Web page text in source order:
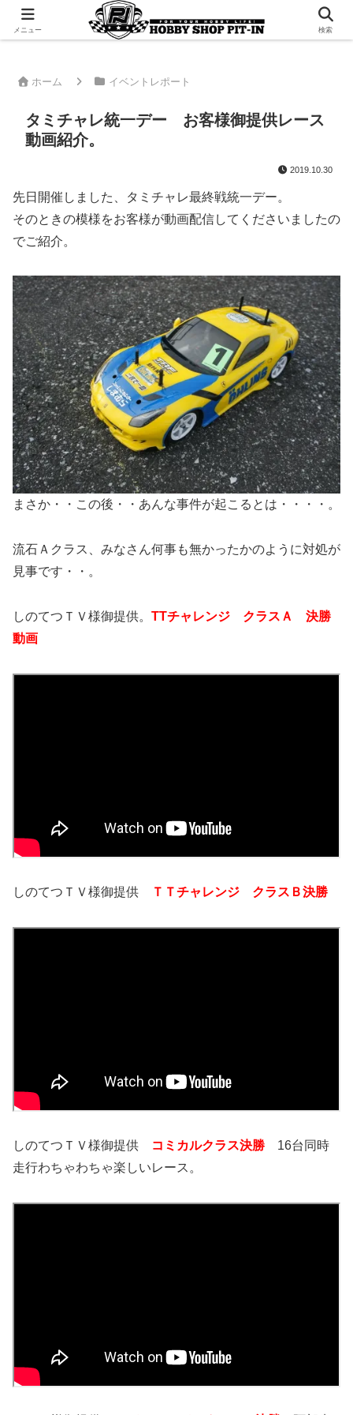
千葉県君津市でラジコンやプラモデルを販売。 ピットインのウェブサイトです
ホーム イベントレポート
タミチャレ統一デー お客様御提供レース
動画紹介。
2019.10.30
先日開催しました、タミチャレ最終戦統一デー。
そのときの模様をお客様が動画配信してくださいましたの
でご紹介。
まさか・・この後・・あんな事件が起こるとは・・・・。
流石Ａクラス、みなさん何事も無かったかのように対処が
見事です・・。
しのてつＴＶ様御提供。 TTチャレンジ クラスＡ 決勝
動画
しのてつＴＶ様御提供 ＴＴチャレンジ クラスＢ決勝
しのてつＴＶ様御提供 コミカルクラス決勝 16台同時
走行わちゃわちゃ楽しいレース。
メニュー 検索